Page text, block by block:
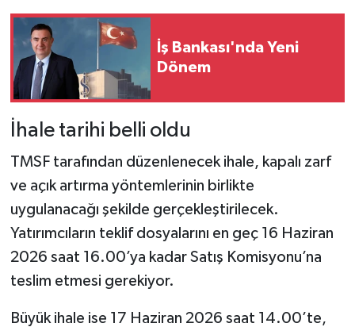
İş Bankası'nda Yeni
Dönem
İhale tarihi belli oldu
TMSF tarafından düzenlenecek ihale, kapalı zarf
ve açık artırma yöntemlerinin birlikte
uygulanacağı şekilde gerçekleştirilecek.
Yatırımcıların teklif dosyalarını en geç 16 Haziran
2026 saat 16.00’ya kadar Satış Komisyonu’na
teslim etmesi gerekiyor.
Büyük ihale ise 17 Haziran 2026 saat 14.00’te,